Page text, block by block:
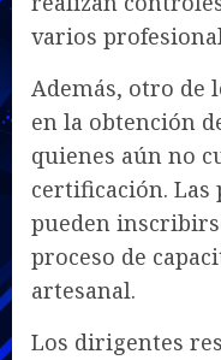
varios
Además, otro de
en la obtención
quienes aún no
certificación. Las
pueden
proceso de
artesanal.
Los dirigentes